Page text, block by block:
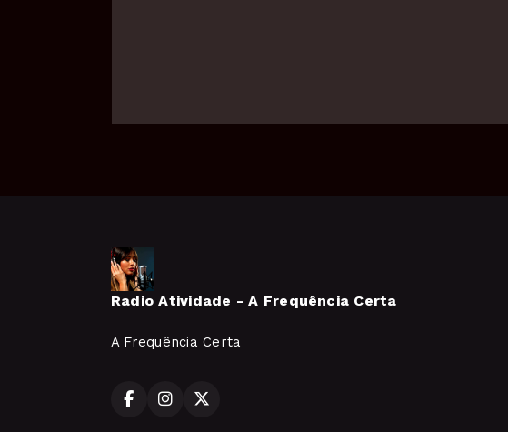
Radio Atividade - A Frequência Certa
A Frequência Certa